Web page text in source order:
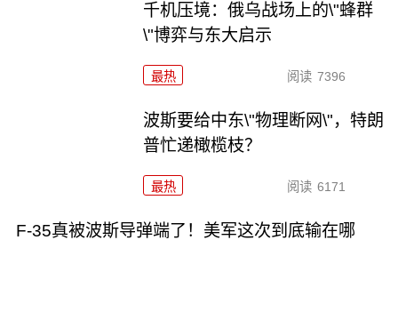
千机压境：俄乌战场上的\"蜂群
\"博弈与东大启示
最热 阅读 7396
波斯要给中东\"物理断网\"，特朗
普忙递橄榄枝？
最热 阅读 6171
F-35真被波斯导弹端了！美军这次到底输在哪